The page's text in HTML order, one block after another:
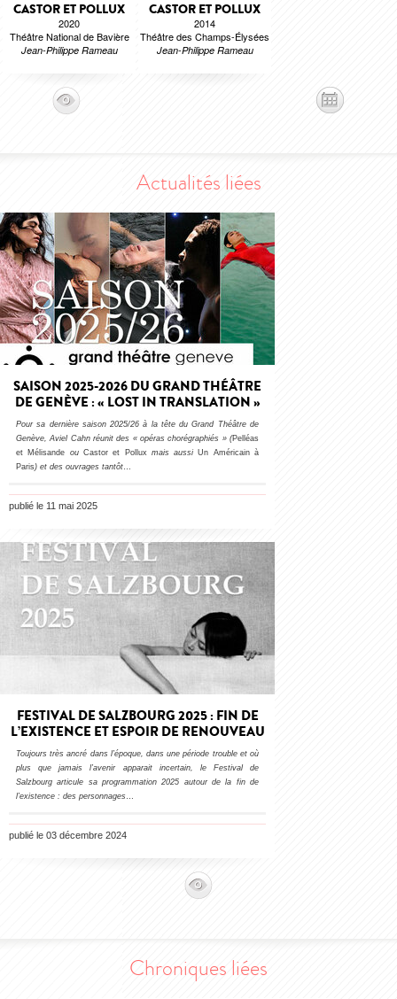
CASTOR ET POLLUX
2020
Théâtre National de Bavière
Jean-Philippe Rameau
CASTOR ET POLLUX
2014
Théâtre des Champs-Élysées
Jean-Philippe Rameau
Actualités liées
SAISON 2025-2026 DU GRAND THÉÂTRE
DE GENÈVE : « LOST IN TRANSLATION »
Pour sa dernière saison 2025/26 à la tête du Grand Théâtre de
Genève, Aviel Cahn réunit des « opéras chorégraphiés » (Pelléas
et Mélisande ou Castor et Polluxmais aussiUn Américain à
Paris) et des ouvrages tantôt…
publié le 11 mai 2025
FESTIVAL DE SALZBOURG 2025 : FIN DE
L’EXISTENCE ET ESPOIR DE RENOUVEAU
Toujours très ancré dans l’époque, dans une période trouble et où
plus que jamais l’avenir apparait incertain, le Festival de
Salzbourg articule sa programmation 2025 autour de la fin de
l’existence : des personnages …
publié le 03 décembre 2024
Chroniques liées